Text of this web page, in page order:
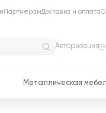
ПартнерамДоставка и оплата
Авторизация
Металлическая